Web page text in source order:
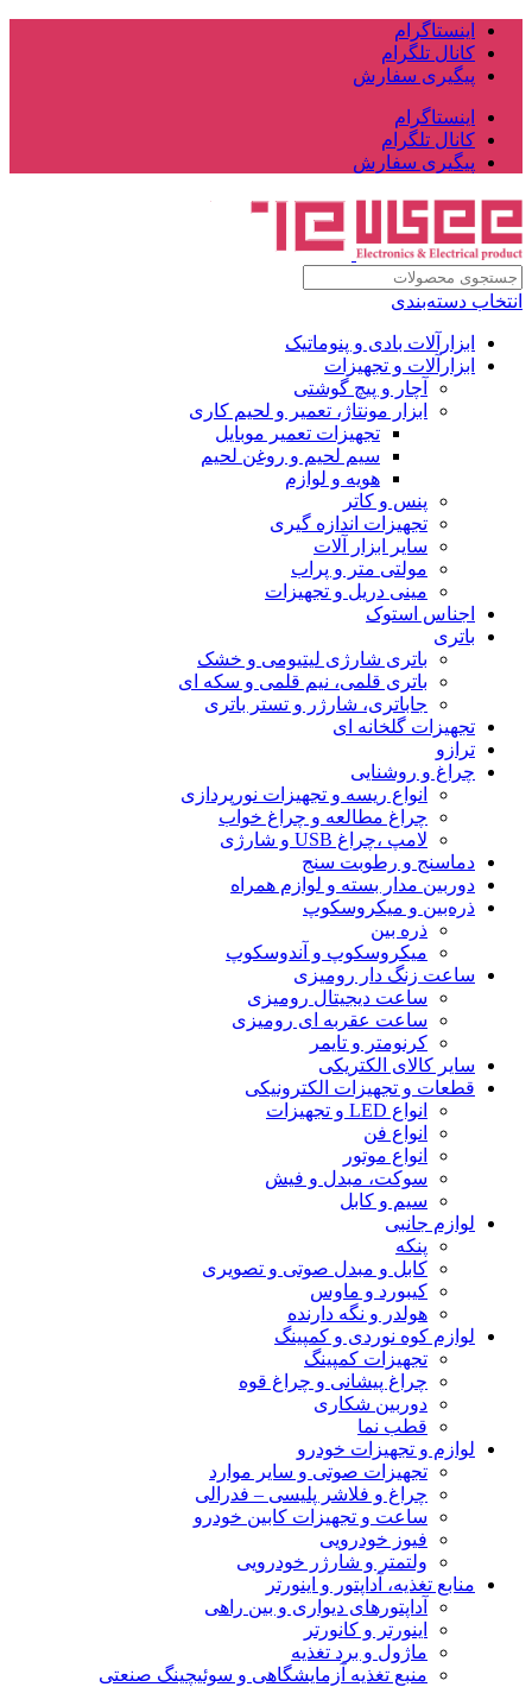
اینستاگرام
کانال تلگرام
پیگیری سفارش
اینستاگرام
کانال تلگرام
پیگیری سفارش
انتخاب دسته‌بندی
ابزارآلات بادی و پنوماتیک
ابزارآلات و تجهیزات
آچار و پیچ گوشتی
ابزار مونتاژ، تعمیر و لحیم کاری
تجهیزات تعمیر موبایل
سیم لحیم و روغن لحیم
هویه و لوازم
پنس و کاتر
تجهیزات اندازه گیری
سایر ابزار آلات
مولتی متر و پراب
مینی دریل و تجهیزات
اجناس استوک
باتری
باتری شارژی لیتیومی و خشک
باتری قلمی، نیم قلمی و سکه ای
جاباتری، شارژر و تستر باتری
تجهیزات گلخانه ای
ترازو
چراغ و روشنایی
انواع ریسه و تجهیزات نورپردازی
چراغ مطالعه و چراغ خواب
لامپ ،چراغ USB و شارژی
دماسنج و رطوبت سنج
دوربین مدار بسته و لوازم همراه
ذره‌بین و میکروسکوپ
ذره بین
میکروسکوپ و آندوسکوپ
ساعت زنگ دار رومیزی
ساعت دیجیتال رومیزی
ساعت عقربه ای رومیزی
کرنومتر و تایمر
سایر کالای الکتریکی
قطعات و تجهیزات الکترونیکی
انواع LED و تجهیزات
انواع فن
انواع موتور
سوکت، مبدل و فیش
سیم و کابل
لوازم جانبی
پنکه
کابل و مبدل صوتی و تصویری
کیبورد و ماوس
هولدر و نگه دارنده
لوازم کوه نوردی و کمپینگ
تجهیزات کمپینگ
چراغ پیشانی و چراغ قوه
دوربین شکاری
قطب نما
لوازم و تجهیزات خودرو
تجهیزات صوتی و سایر موارد
چراغ و فلاشر پلیسی – فدرالی
ساعت و تجهیزات کابین خودرو
فیوز خودرویی
ولتمتر و شارژر خودرویی
منابع تغذیه، آداپتور و اینورتر
آداپتورهای دیواری و بین راهی
اینورتر و کانورتر
ماژول و برد تغذیه
منبع تغذیه آزمایشگاهی و سوئیچینگ صنعتی